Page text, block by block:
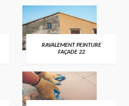
RAVALEMENT PEINTURE
FAÇADE 22